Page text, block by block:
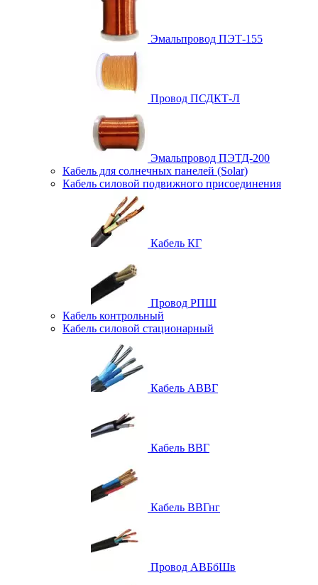
Эмальпровод ПЭТ-155
Провод ПСДКТ-Л
Эмальпровод ПЭТД-200
Кабель для солнечных панелей (Solar)
Кабель силовой подвижного присоединения
Кабель КГ
Провод РПШ
Кабель контрольный
Кабель силовой стационарный
Кабель АВВГ
Кабель ВВГ
Кабель ВВГнг
Провод АВБбШв